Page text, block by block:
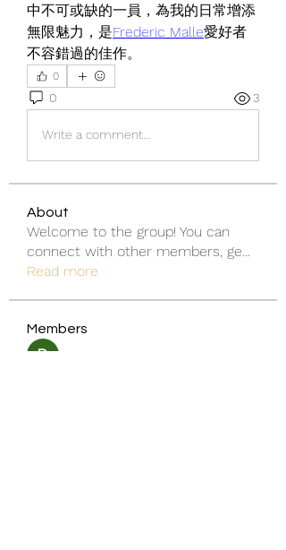
中不可或缺的一員，為我的日常增添
無限魅力，是Frederic Malle愛好者
不容錯過的佳作。
0
0 3
Write a comment...
About
Welcome to the group! You can
connect with other members, ge
Read more
Members